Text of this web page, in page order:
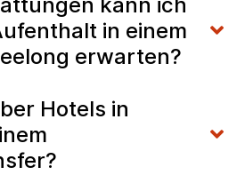
in einem
erwarten?
Hotels in